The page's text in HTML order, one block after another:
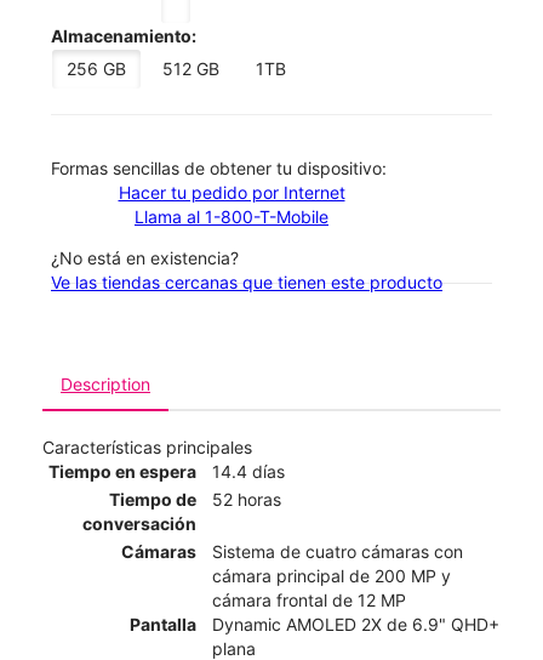
Almacenamiento:
256 GB
512 GB 1TB
​​​​​​​Formas sencillas de obtener tu dispositivo:
Hacer tu pedido por Internet
Llama al 1-800-T-Mobile
¿No está en existencia?
Ve las tiendas cercanas que tienen este producto
Description
Características principales
Tiempo en espera
14.4 días
Tiempo de
conversación
52 horas
Cámaras
Sistema de cuatro cámaras con
cámara principal de 200 MP y
cámara frontal de 12 MP
Pantalla
Dynamic AMOLED 2X de 6.9" QHD+
plana